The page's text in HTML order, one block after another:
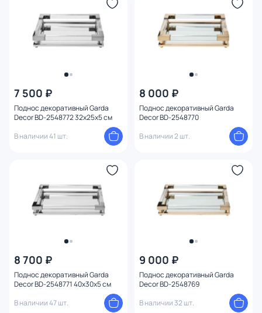
7 500 ₽
Поднос декоративный Garda
Decor BD-2548772 32х25х5 см
В наличии 41 шт.
8 000 ₽
Поднос декоративный Garda
Decor BD-2548770
В наличии 2 шт.
8 700 ₽
Поднос декоративный Garda
Decor BD-2548771 40х30х5 см
В наличии 47 шт.
9 000 ₽
Поднос декоративный Garda
Decor BD-2548769
В наличии 32 шт.